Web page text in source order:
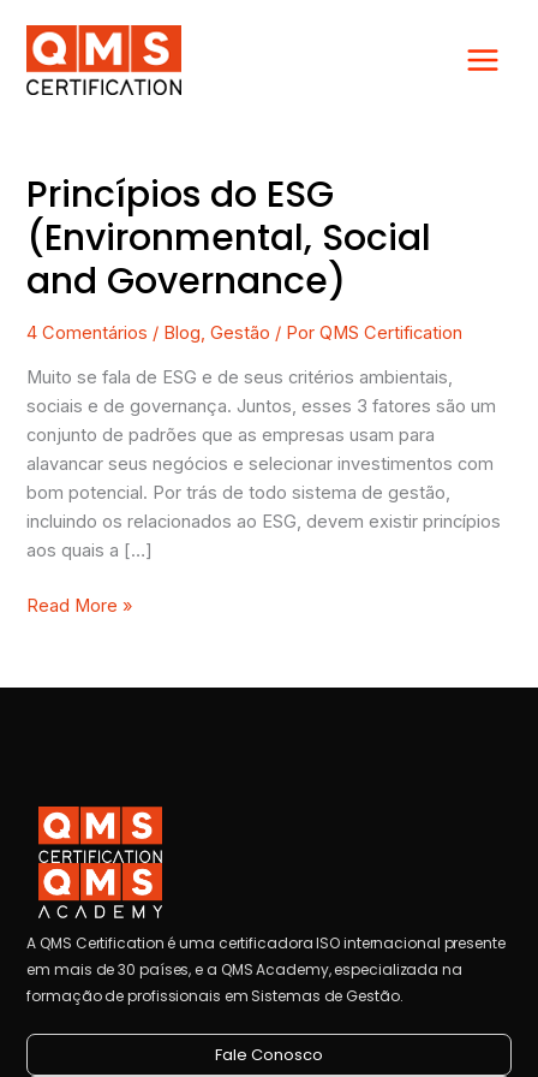
para
conteúdo
Princípios do ESG
(Environmental, Social
and Governance)
4 Comentários / Blog,Gestão / PorQMS Certification
Muito se fala de ESG e de seus critérios ambientais,
sociais e de governança. Juntos, esses 3 fatores são um
conjunto de padrões que as empresas usam para
alavancar seus negócios e selecionar investimentos com
bom potencial. Por trás de todo sistema de gestão,
incluindo os relacionados ao ESG, devem existir princípios
aos quais a […]
Princípios
do
ESG
(Environmental,
and
Read More »
A QMS Certification é uma certificadora ISO internacional presente
em mais de 30 países, e a QMS Academy, especializada na
formação de profissionais em Sistemas de Gestão.
Fale Conosco